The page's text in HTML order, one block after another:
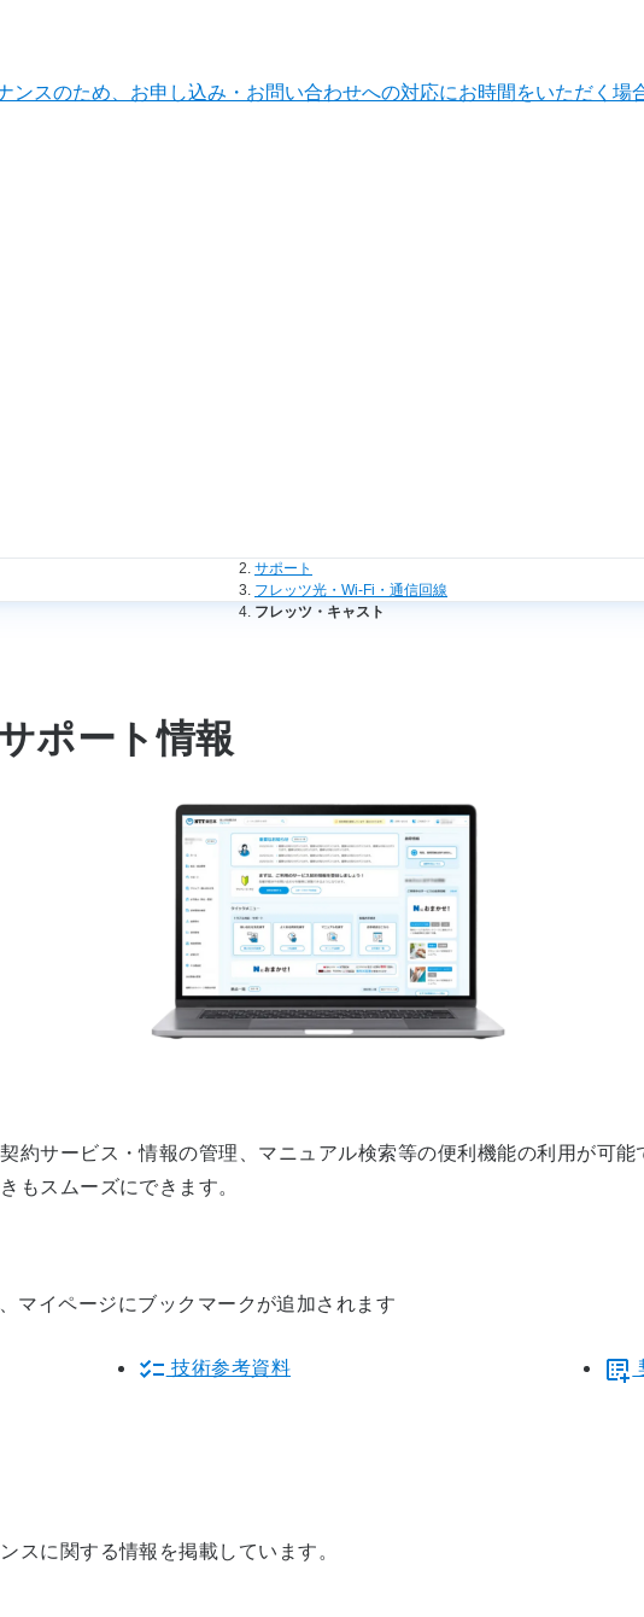
スのため、お申し込み・お問い合わせへの対応にお時間をいただく場
サポート
フレッツ光・Wi-Fi・通信回線
フレッツ・キャスト
ポート情報
約サービス・情報の管理、マニュアル検索等の便利機能の利用が可能
もスムーズにできます。
マイページにブックマークが追加されます
技術参考資料
スに関する情報を掲載しています。